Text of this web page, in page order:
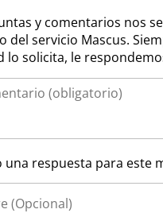
y comentarios nos
del servicio Mascus.
lo solicita, le
una respuesta para este